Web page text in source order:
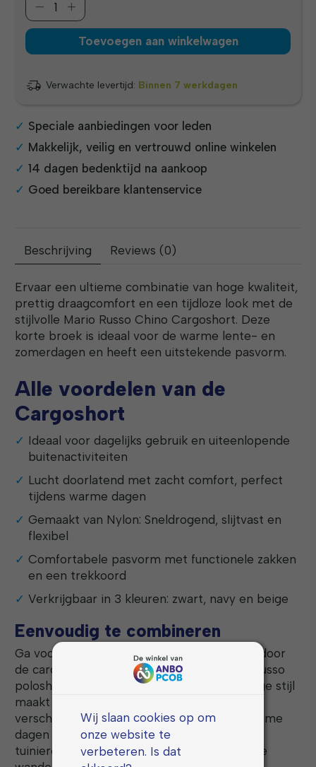
Toevoegen aan winkelwagen
Verwachte levertijd: Binnen 7 werkdagen
Speciale aanbiedingen voor leden
Makkelijk, veilig en vertrouwd online winkelen
14 dagen bedenktijd na aankoop
Goed bereikbare klantenservice
Beschrijving Reviews (0)
Ervaar een ultieme combinatie van hoge kwaliteit,
prettig draagcomfort en een tijdloze look met de
stijlvolle Mario Russo Chino Cargoshort. Deze
korte broek is ideaal voor de warme lente- en
zomerdagen en heeft een uitstekende pasvorm.
Alle voordelen van de
Cargoshort
Ideaal voor dagelijks gebruik en uiteenlopende
buitenactiviteiten
Lucht doorlatend met zacht comfort, perfect
tijdens warme dagen
Gemaakt van Nylon: Sneldrogend, slijtvast en
flexibel
Comfortabele pasvorm met functionele zakken
en een trekkoord
Verkrijgbaar in 3 kleuren: zwart, navy en beige
Eenvoudig te combineren
Ga voor een ontspannen en sportieve look door
de cargoshort te dragen onder een Mario Russo
poloshirt of een casual T-shirt. Zijn veelzijdige stijl
maakt deze korte broek geschikt voor
verschillende gelegenheden. Ideaal voor warme
dagen in de buitenlucht, of u nu gaat vissen,
tuinieren of gewoon geniet van een zomerse
Wij slaan cookies op om
onze website te
verbeteren. Is dat